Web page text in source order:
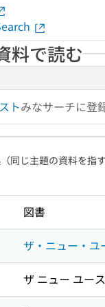
料で読む
トみなサーチに登
同じ主題の資料を指
図書
ザ・ニュー・ユ
ザ ニュー ユー